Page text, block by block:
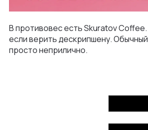
В противовес есть Skuratov
если верить дескрипшену.
просто неприлично.